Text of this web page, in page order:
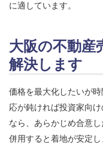
に適しています。
大阪の不動産
解決します
価格を最大化したいが
応が鈍ければ投資家向
なら、あらかじめ合意
併用すると着地が安定